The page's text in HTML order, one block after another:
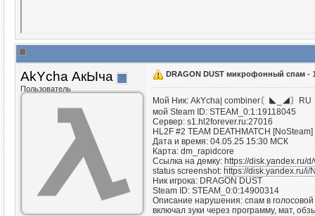
AkYcha АкЫча
Пользователь
DRAGON DUST микрофонный спам -
Мой Ник: AkYcha| combiner〘◣_◢〙RU
мой Steam ID: STEAM_0:1:19118045
Сервер: s1.hl2forever.ru:27016
HL2F #2 TEAM DEATHMATCH
Дата и время: 04.05.25 15:30 МСК
Карта: dm_rapidcore
Ссылка на демку: https://disk.yandex.ru/
status screenshot: https://disk.yandex.ru/i/
Ник игрока: DRAGON DUST
Steam ID: STEAM_0:0:14900314
Описание нарушения: спам в голосовой
включал зуки через программу, мат,